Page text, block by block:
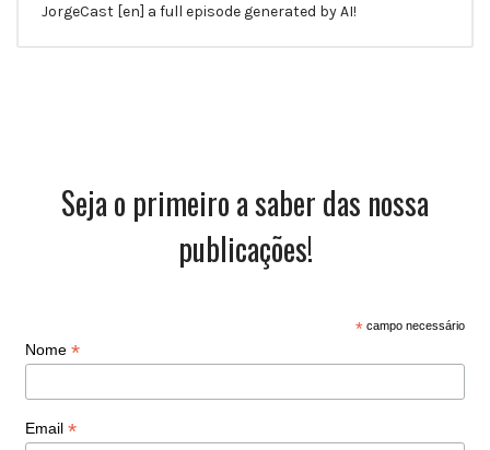
JorgeCast [en] a full episode generated by AI!
Seja o primeiro a saber das nossa
publicações!